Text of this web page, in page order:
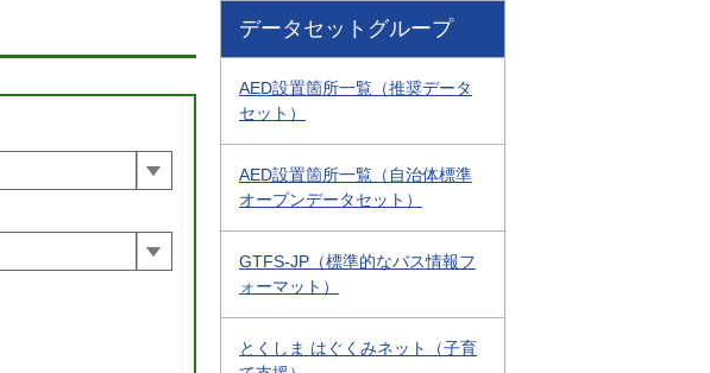
データセットグループ
AED設置箇所一覧（推奨データ
セット）
AED設置箇所一覧（自治体標準
オープンデータセット）
GTFS-JP（標準的なバス情報フ
ォーマット）
とくしま はぐくみネット（子育